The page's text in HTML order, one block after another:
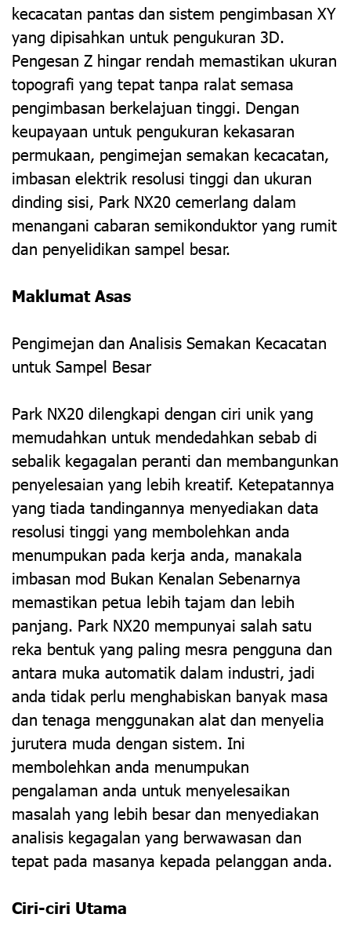
kecacatan pantas dan sistem pengimbasan XY
yang dipisahkan untuk pengukuran 3D.
Pengesan Z hingar rendah memastikan ukuran
topografi yang tepat tanpa ralat semasa
pengimbasan berkelajuan tinggi. Dengan
keupayaan untuk pengukuran kekasaran
permukaan, pengimejan semakan kecacatan,
imbasan elektrik resolusi tinggi dan ukuran
dinding sisi, Park NX20 cemerlang dalam
menangani cabaran semikonduktor yang rumit
dan penyelidikan sampel besar.
Maklumat Asas
Pengimejan dan Analisis Semakan Kecacatan
untuk Sampel Besar
Park NX20 dilengkapi dengan ciri unik yang
memudahkan untuk mendedahkan sebab di
sebalik kegagalan peranti dan membangunkan
penyelesaian yang lebih kreatif. Ketepatannya
yang tiada tandingannya menyediakan data
resolusi tinggi yang membolehkan anda
menumpukan pada kerja anda, manakala
imbasan mod Bukan Kenalan Sebenarnya
memastikan petua lebih tajam dan lebih
panjang. Park NX20 mempunyai salah satu
reka bentuk yang paling mesra pengguna dan
antara muka automatik dalam industri, jadi
anda tidak perlu menghabiskan banyak masa
dan tenaga menggunakan alat dan menyelia
jurutera muda dengan sistem. Ini
membolehkan anda menumpukan
pengalaman anda untuk menyelesaikan
masalah yang lebih besar dan menyediakan
analisis kegagalan yang berwawasan dan
tepat pada masanya kepada pelanggan anda.
Ciri-ciri Utama